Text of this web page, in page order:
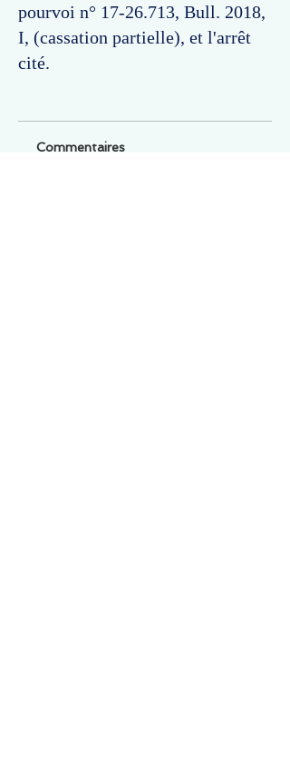
pourvoi n° 17-26.713, Bull. 2018,
I, (cassation partielle), et l'arrêt
cité.
Commentaires